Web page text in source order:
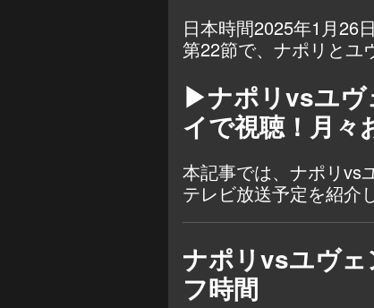
日本時間2025年1月26
第22節で、ナポリとユ
▶ナポリvsユヴ
イで視聴！月々
本記事では、ナポリvs
テレビ放送予定を紹介
ナポリvsユヴェ
フ時間